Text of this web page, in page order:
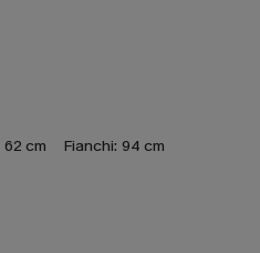
62 cm Fianchi: 94 cm